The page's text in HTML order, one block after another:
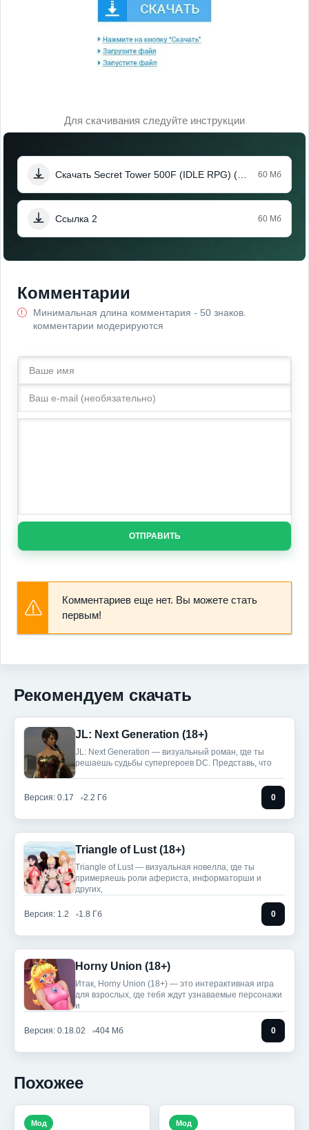
Для скачивания следуйте инструкции
60 Мб
Ссылка 2 60 Мб
Комментарии
Минимальная длина комментария - 50 знаков.
комментарии модерируются
ОТПРАВИТЬ
Комментариев еще нет. Вы можете стать
первым!
Рекомендуем скачать
JL: Next Generation (18+)
JL: Next Generation — визуальный роман, где ты
решаешь судьбы супергероев DC. Представь, что
Версия: 0.17 2.2 Гб 0
Triangle of Lust (18+)
Triangle of Lust — визуальная новелла, где ты
примеряешь роли афериста, информаторши и
других,
Версия: 1.2 1.8 Гб 0
Horny Union (18+)
Итак, Horny Union (18+) — это интерактивная игра
для взрослых, где тебя ждут узнаваемые персонажи
и
Версия: 0.18.02 404 Мб 0
Похожее
Мод Мод